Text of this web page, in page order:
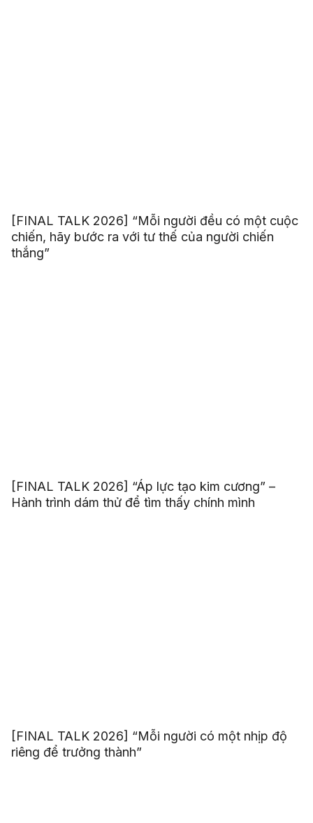
[FINAL TALK 2026] “Mỗi người đều có một cuộc
chiến, hãy bước ra với tư thế của người chiến
thắng”
[FINAL TALK 2026] “Áp lực tạo kim cương” –
Hành trình dám thử để tìm thấy chính mình
[FINAL TALK 2026] “Mỗi người có một nhịp độ
riêng để trưởng thành”